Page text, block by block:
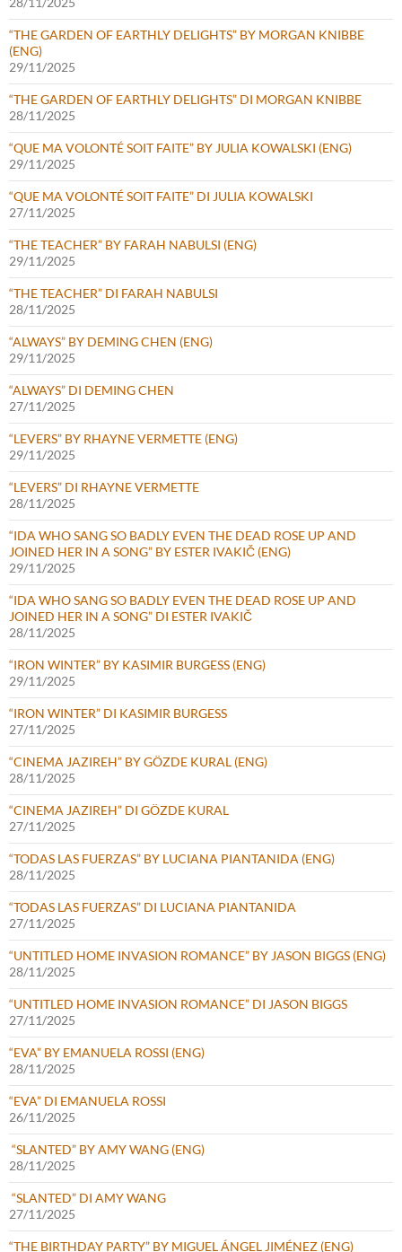
“THE GARDEN OF EARTHLY DELIGHTS” BY MORGAN KNIBBE
(ENG)
29/11/2025
“THE GARDEN OF EARTHLY DELIGHTS” DI MORGAN KNIBBE
28/11/2025
“QUE MA VOLONTÉ SOIT FAITE” BY JULIA KOWALSKI (ENG)
29/11/2025
“QUE MA VOLONTÉ SOIT FAITE” DI JULIA KOWALSKI
27/11/2025
“THE TEACHER” BY FARAH NABULSI (ENG)
29/11/2025
“THE TEACHER” DI FARAH NABULSI
28/11/2025
“ALWAYS” BY DEMING CHEN (ENG)
29/11/2025
“ALWAYS” DI DEMING CHEN
27/11/2025
“LEVERS” BY RHAYNE VERMETTE (ENG)
29/11/2025
“LEVERS” DI RHAYNE VERMETTE
28/11/2025
“IDA WHO SANG SO BADLY EVEN THE DEAD ROSE UP AND
JOINED HER IN A SONG” BY ESTER IVAKIČ (ENG)
29/11/2025
“IDA WHO SANG SO BADLY EVEN THE DEAD ROSE UP AND
JOINED HER IN A SONG” DI ESTER IVAKIČ
28/11/2025
“IRON WINTER” BY KASIMIR BURGESS (ENG)
29/11/2025
“IRON WINTER” DI KASIMIR BURGESS
27/11/2025
“CINEMA JAZIREH” BY GÖZDE KURAL (ENG)
28/11/2025
“CINEMA JAZIREH” DI GÖZDE KURAL
27/11/2025
“TODAS LAS FUERZAS” BY LUCIANA PIANTANIDA (ENG)
28/11/2025
“TODAS LAS FUERZAS” DI LUCIANA PIANTANIDA
27/11/2025
“UNTITLED HOME INVASION ROMANCE” BY JASON BIGGS (ENG)
28/11/2025
“UNTITLED HOME INVASION ROMANCE” DI JASON BIGGS
27/11/2025
“EVA” BY EMANUELA ROSSI (ENG)
28/11/2025
“EVA” DI EMANUELA ROSSI
26/11/2025
“SLANTED” BY AMY WANG (ENG)
28/11/2025
“SLANTED” DI AMY WANG
27/11/2025
“THE BIRTHDAY PARTY” BY MIGUEL ÁNGEL JIMÉNEZ (ENG)